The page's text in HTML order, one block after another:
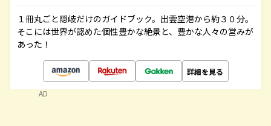
１冊丸ごと隠岐だけのガイドブック。出雲空港から約３０分。
そこには世界が認めた個性豊かな絶景と、豊かな人々の営みが
あった！
詳細を見る
AD